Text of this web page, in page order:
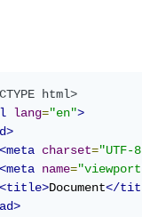
html>
lang="en">
<meta charset="UTF-
<meta name=
<title>Document</